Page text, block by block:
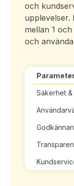
och
upplevelser.
mellan 1
och
Säkerhet